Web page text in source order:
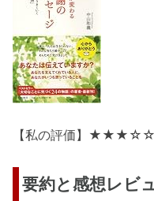
【私の評価】★★★☆☆
要約と感想レビ